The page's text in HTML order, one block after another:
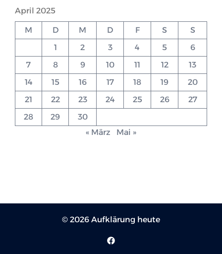
April 2025
M D M D F S
S
1
2 3 4 5
6
7
8 9 10 11 12
13
14
15 16 17 18 19
20
21
22 23 24 25 26
27
28
29
30
« März
Mai »
© 2026 Aufklärung heute